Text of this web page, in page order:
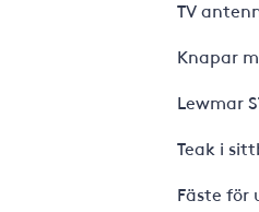
TV
Knapar
Lewmar
Teak i
Fäste för